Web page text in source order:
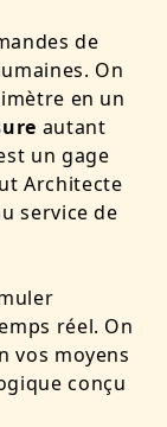
de
On
en un
autant
un gage
Architecte
service de
réel. On
vos moyens
conçu